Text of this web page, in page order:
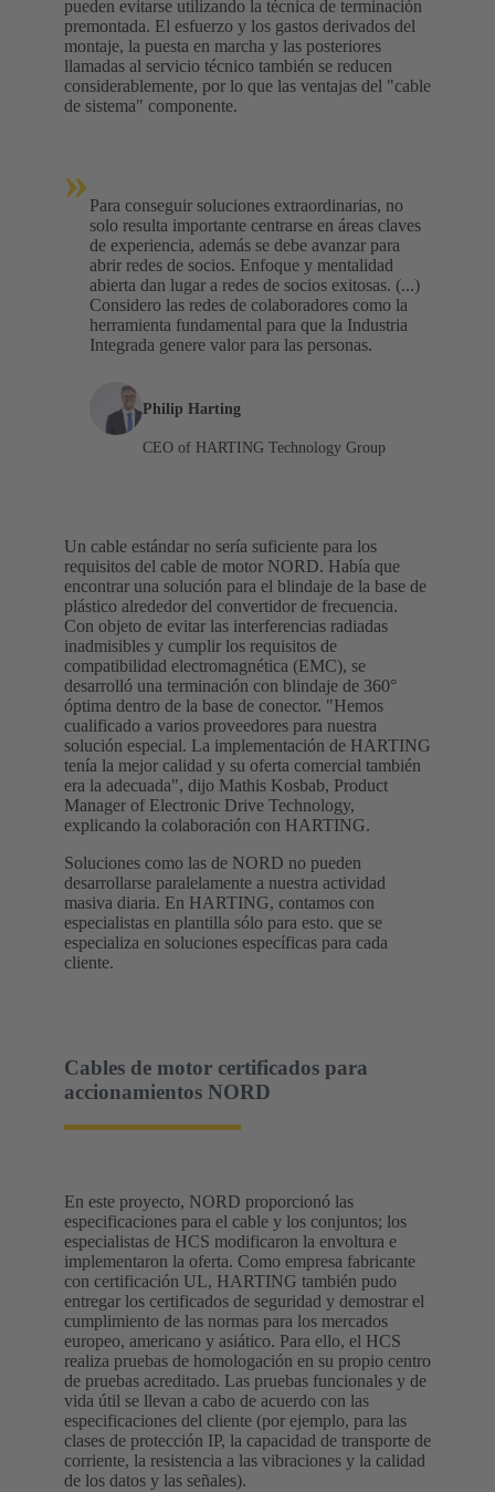
pueden evitarse utilizando la técnica de terminación
premontada. El esfuerzo y los gastos derivados del
montaje, la puesta en marcha y las posteriores
llamadas al servicio técnico también se reducen
considerablemente, por lo que las ventajas del "cable
de sistema" componente.
» Para conseguir soluciones extraordinarias, no
solo resulta importante centrarse en áreas claves
de experiencia, además se debe avanzar para
abrir redes de socios. Enfoque y mentalidad
abierta dan lugar a redes de socios exitosas. (...)
Considero las redes de colaboradores como la
herramienta fundamental para que la Industria
Integrada genere valor para las personas.
Philip Harting
CEO of HARTING Technology Group
Un cable estándar no sería suficiente para los
requisitos del cable de motor NORD. Había que
encontrar una solución para el blindaje de la base de
plástico alrededor del convertidor de frecuencia.
Con objeto de evitar las interferencias radiadas
inadmisibles y cumplir los requisitos de
compatibilidad electromagnética (EMC), se
desarrolló una terminación con blindaje de 360°
óptima dentro de la base de conector. "Hemos
cualificado a varios proveedores para nuestra
solución especial. La implementación de HARTING
tenía la mejor calidad y su oferta comercial también
era la adecuada", dijo Mathis Kosbab, Product
Manager of Electronic Drive Technology,
explicando la colaboración con HARTING.
Soluciones como las de NORD no pueden
desarrollarse paralelamente a nuestra actividad
masiva diaria. En HARTING, contamos con
especialistas en plantilla sólo para esto. que se
especializa en soluciones específicas para cada
cliente.
Cables de motor certificados para
accionamientos NORD
En este proyecto, NORD proporcionó las
especificaciones para el cable y los conjuntos; los
especialistas de HCS modificaron la envoltura e
implementaron la oferta. Como empresa fabricante
con certificación UL, HARTING también pudo
entregar los certificados de seguridad y demostrar el
cumplimiento de las normas para los mercados
europeo, americano y asiático. Para ello, el HCS
realiza pruebas de homologación en su propio centro
de pruebas acreditado. Las pruebas funcionales y de
vida útil se llevan a cabo de acuerdo con las
especificaciones del cliente (por ejemplo, para las
clases de protección IP, la capacidad de transporte de
corriente, la resistencia a las vibraciones y la calidad
de los datos y las señales).